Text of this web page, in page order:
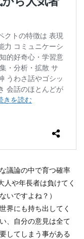
議論の中で育つ確率
や年長者は負けてく
いですよね？）
界にも持ち出してく
、自分の意見は全て
してしまう事がある